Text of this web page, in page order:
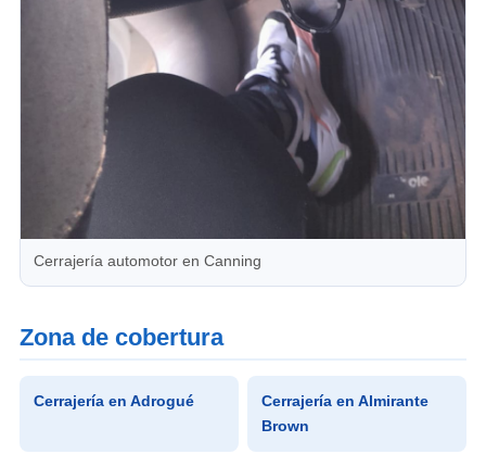
Cerrajería automotor en Canning
Zona de cobertura
Cerrajería en Adrogué
Cerrajería en Almirante
Brown